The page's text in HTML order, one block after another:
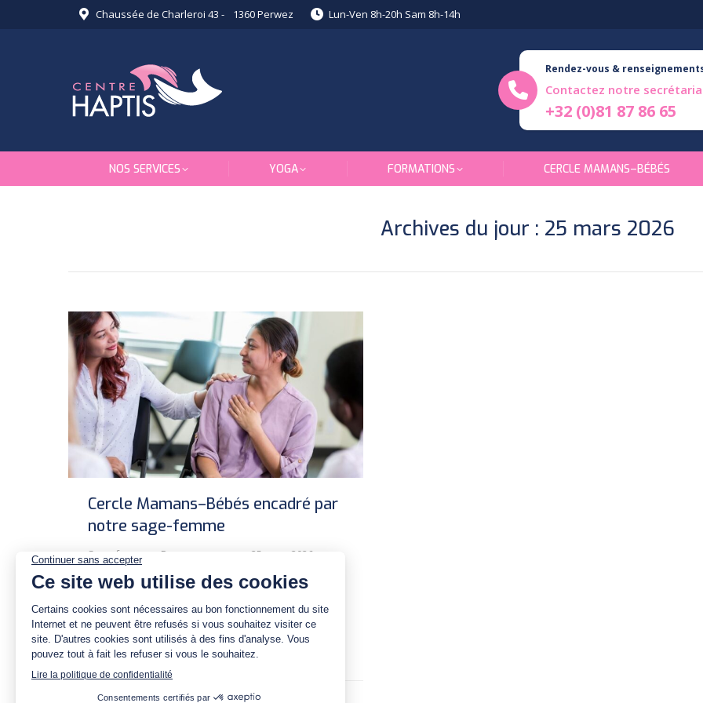
Chaussée de Charleroi 43 - 1360 Perwez Lun-Ven 8h-20h Sam 8h-14h
Rendez-vous &
Contactez notre
+32 (0)81 87 86 65
NOS SERVICES YOGA FORMATIONS CERCLE MAMANS–BÉBÉS
Archives du jour : 25 mars 2026
Cercle Mamans–Bébés encadré par
notre sage-femme
Sage-femme Par 25 mars 2026
Haptis vous invite à son Cercle Mamans–
Marine Huberlant, sage-femme, pour offrir aux
jeunes mamans un espace de partage, de
soutien et de douceur.